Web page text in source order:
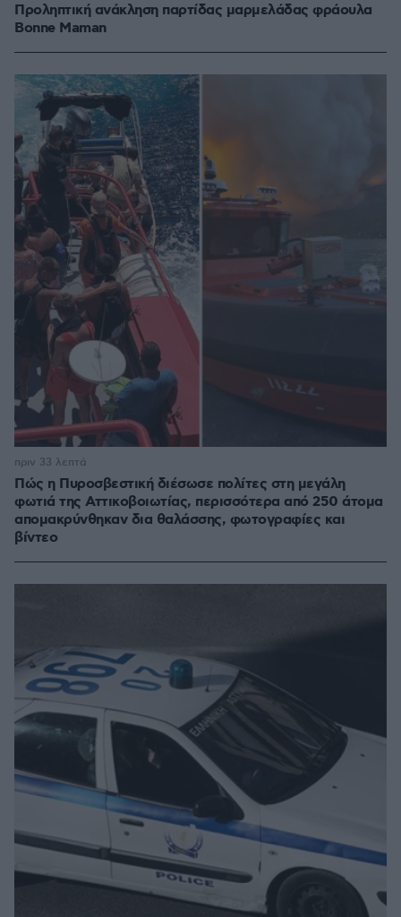
Προληπτική ανάκληση παρτίδας μαρμελάδας φράουλα
Bonne Maman
Πώς η Πυροσβεστική διέσωσε πολίτες στη μεγάλη
φωτιά της Αττικοβοιωτίας, περισσότερα από 250 άτομα
απομακρύνθηκαν δια θαλάσσης, φωτογραφίες και
βίντεο
πριν 33 λεπτά